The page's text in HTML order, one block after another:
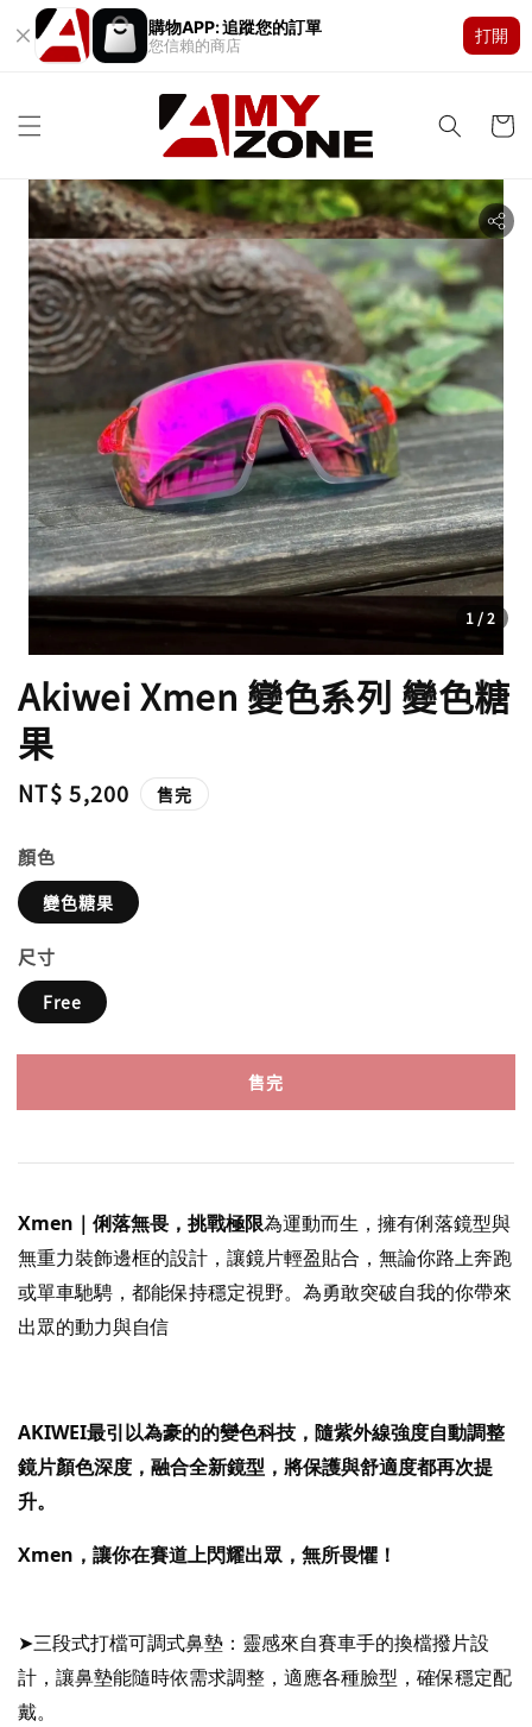
購物APP: 追蹤您的訂單
您信賴的商店
打開
1/2
Akiwei Xmen 變色系列 變色糖
果
Regular
NT$ 5,200 售完
顏色
變色糖果
尺寸
Free
售完
Xmen｜俐落無畏，挑戰極限為運動而生，擁有俐落鏡型與
無重力裝飾邊框的設計，讓鏡片輕盈貼合，無論你路上奔跑
或單車馳騁，都能保持穩定視野。為勇敢突破自我的你帶來
出眾的動力與自信
AKIWEI最引以為豪的的變色科技，隨紫外線強度自動調整
鏡片顏色深度，融合全新鏡型，將保護與舒適度都再次提
升。
Xmen，讓你在賽道上閃耀出眾，無所畏懼！
➤三段式打檔可調式鼻墊：靈感來自賽車手的換檔撥片設
計，讓鼻墊能隨時依需求調整，適應各種臉型，確保穩定配
戴。